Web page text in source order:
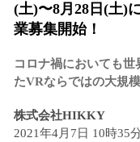
(土)〜8月28日(土)
業募集開始！
コロナ禍においても
たVRならではの大規
株式会社HIKKY
2021年4月7日 10時35